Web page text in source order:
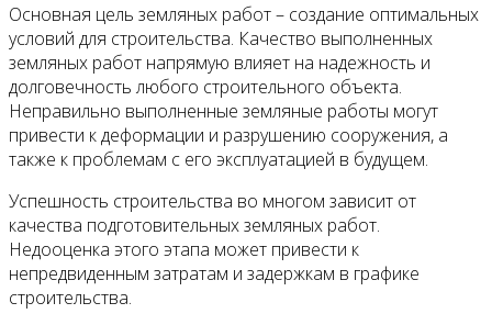
Основная цель земляных работ – создание оптимальных
условий для строительства. Качество выполненных
земляных работ напрямую влияет на надежность и
долговечность любого строительного объекта.
Неправильно выполненные земляные работы могут
привести к деформации и разрушению сооружения, а
также к проблемам с его эксплуатацией в будущем.
Успешность строительства во многом зависит от
качества подготовительных земляных работ.
Недооценка этого этапа может привести к
непредвиденным затратам и задержкам в графике
строительства.